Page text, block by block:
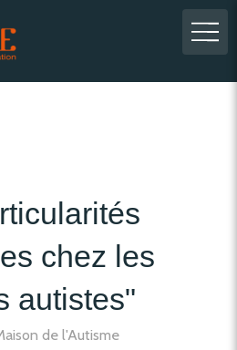
chez les
autistes"
de l'Autisme